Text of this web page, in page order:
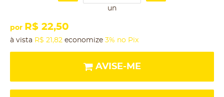
un
por R$ 22,50
à vista R$ 21,82 economize 3% no Pix
AVISE-ME